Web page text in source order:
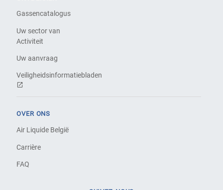
Gassencatalogus
Uw sector van
Activiteit
Uw aanvraag
Veiligheidsinformatiebladen
OVER ONS
Air Liquide België
Carrière
FAQ